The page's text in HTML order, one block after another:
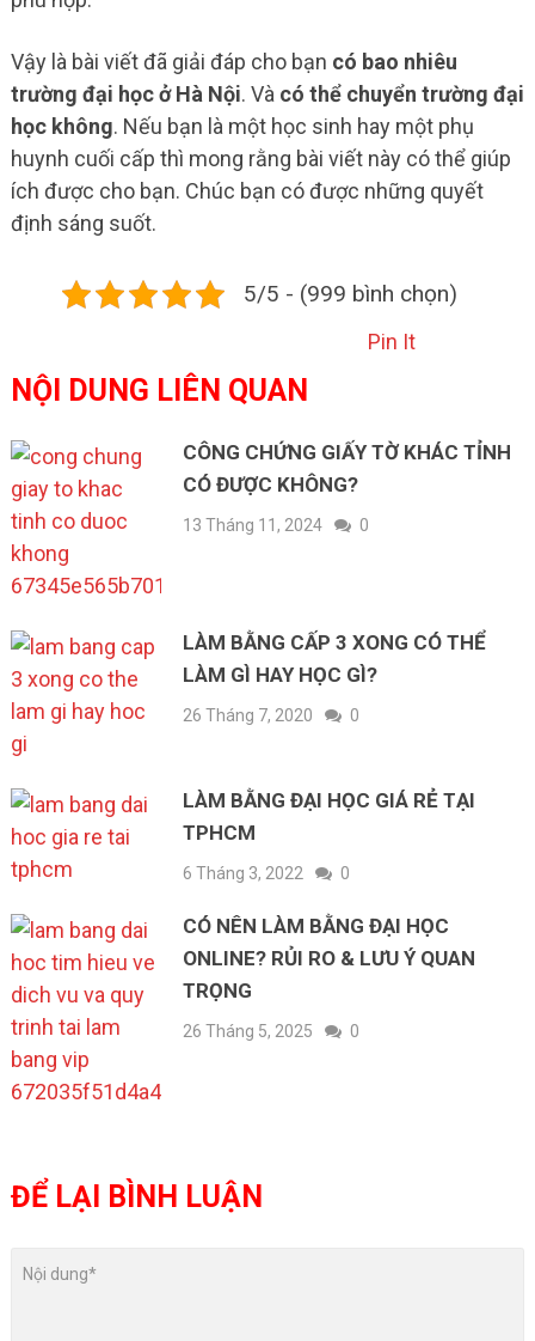
Vậy là bài viết đã giải đáp cho bạn có bao nhiêu
trường đại học ở Hà Nội. Và có thể chuyển trường đại
học không. Nếu bạn là một học sinh hay một phụ
huynh cuối cấp thì mong rằng bài viết này có thể giúp
ích được cho bạn. Chúc bạn có được những quyết
định sáng suốt.
5/5 - (999 bình chọn)
Pin It
NỘI DUNG LIÊN QUAN
CÔNG CHỨNG GIẤY TỜ KHÁC TỈNH
CÓ ĐƯỢC KHÔNG?
13 Tháng 11, 2024 0
LÀM BẰNG CẤP 3 XONG CÓ THỂ
LÀM GÌ HAY HỌC GÌ?
26 Tháng 7, 2020 0
LÀM BẰNG ĐẠI HỌC GIÁ RẺ TẠI
TPHCM
6 Tháng 3, 2022 0
CÓ NÊN LÀM BẰNG ĐẠI HỌC
ONLINE? RỦI RO & LƯU Ý QUAN
TRỌNG
26 Tháng 5, 2025 0
ĐỂ LẠI BÌNH LUẬN